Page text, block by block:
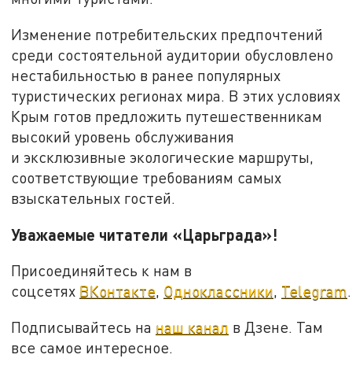
Изменение потребительских предпочтений
среди состоятельной аудитории обусловлено
нестабильностью в ранее популярных
туристических регионах мира. В этих условиях
Крым готов предложить путешественникам
высокий уровень обслуживания
и эксклюзивные экологические маршруты,
соответствующие требованиям самых
взыскательных гостей.
Уважаемые читатели «Царьграда»!
Присоединяйтесь к нам в
соцсетях ВКонтакте, Одноклассники, Telegram.
Подписывайтесь на наш канал в Дзене. Там
все самое интересное.